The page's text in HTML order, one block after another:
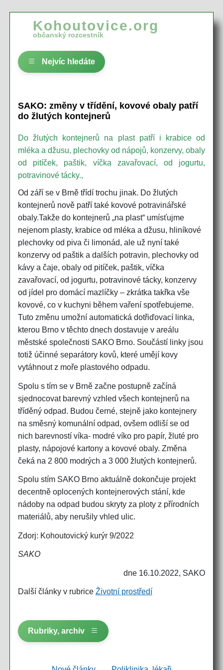
Kohoutovice.org
občanský rozcestník
Nejvíc hledáte
SAKO: změny v třídění, kovové obaly patří
do žlutých kontejnerů
Do žlutých kontejnerů na plast patří i krabice od
mléka a džusu, plechovky od nápojů, konzervy, obaly
od pitíček, paštik, víčka zavařovací, od jogurtu,
potravinové tácky.,
Od září se v Brně třídí trochu jinak. Do žlutých
kontejnerů nově patří také kovové potravinářské
obaly.Takže do kontejnerů „na plast“ umísťujme
nejenom plasty, krabice od mléka a džusu, hliníkové
plechovky od piva či limonád, ale už nyní také
konzervy od paštik a dalších potravin, plechovky od
kávy a čaje, obaly od pitíček, paštik, víčka
zavařovací, od jogurtu, potravinové tácky, konzervy
od jídel pro domácí mazlíčky – zkrátka takřka vše
kovové, co v kuchyni během vaření spotřebujeme.
Tuto změnu umožní automatická dotřiďovací linka,
kterou Brno v těchto dnech dostavuje v areálu
městské společnosti SAKO Brno. Součástí linky jsou
totiž účinné separátory kovů, které umějí kovy
vytáhnout z moře plastového odpadu.
Spolu s tím se v Brně začne postupně začíná
sjednocovat barevný vzhled všech kontejnerů na
tříděný odpad. Budou černé, stejně jako kontejnery
na směsný komunální odpad, ovšem odliší se od
nich barevností víka- modré víko pro papír, žluté pro
plasty, nápojové kartony a kovové obaly. Změna
čeká na 2 800 modrých a 3 000 žlutých kontejnerů.
Spolu stím SAKO Brno aktuálně dokončuje projekt
decentně oplocených kontejnerových stání, kde
nádoby na odpad budou skryty za ploty z přírodních
materiálů, aby nerušily vhled ulic.
Zdorj: Kohoutovický kurýr 9/2022
SAKO
dne 16.10.2022, SAKO
Další články v rubrice Životní prostředí
Rubriky, archiv